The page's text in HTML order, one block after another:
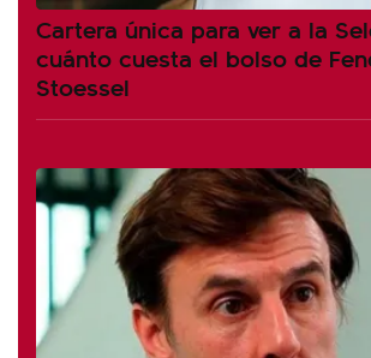
Cartera única para ver a la
cuánto cuesta el bolso de
Stoessel